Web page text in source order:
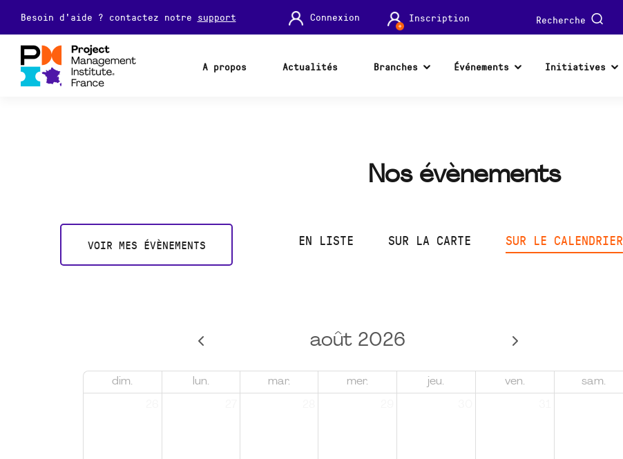
Besoin d'aide ? contactez notre support Connexion Inscription Recherche
A propos Actualités Branches Événements Initiatives
Nos évènements
VOIR MES ÉVÈNEMENTS EN LISTE SUR LA CARTE SUR LE CALENDRIER
août 2026
dim. lun. mar. mer. jeu. ven. sam.